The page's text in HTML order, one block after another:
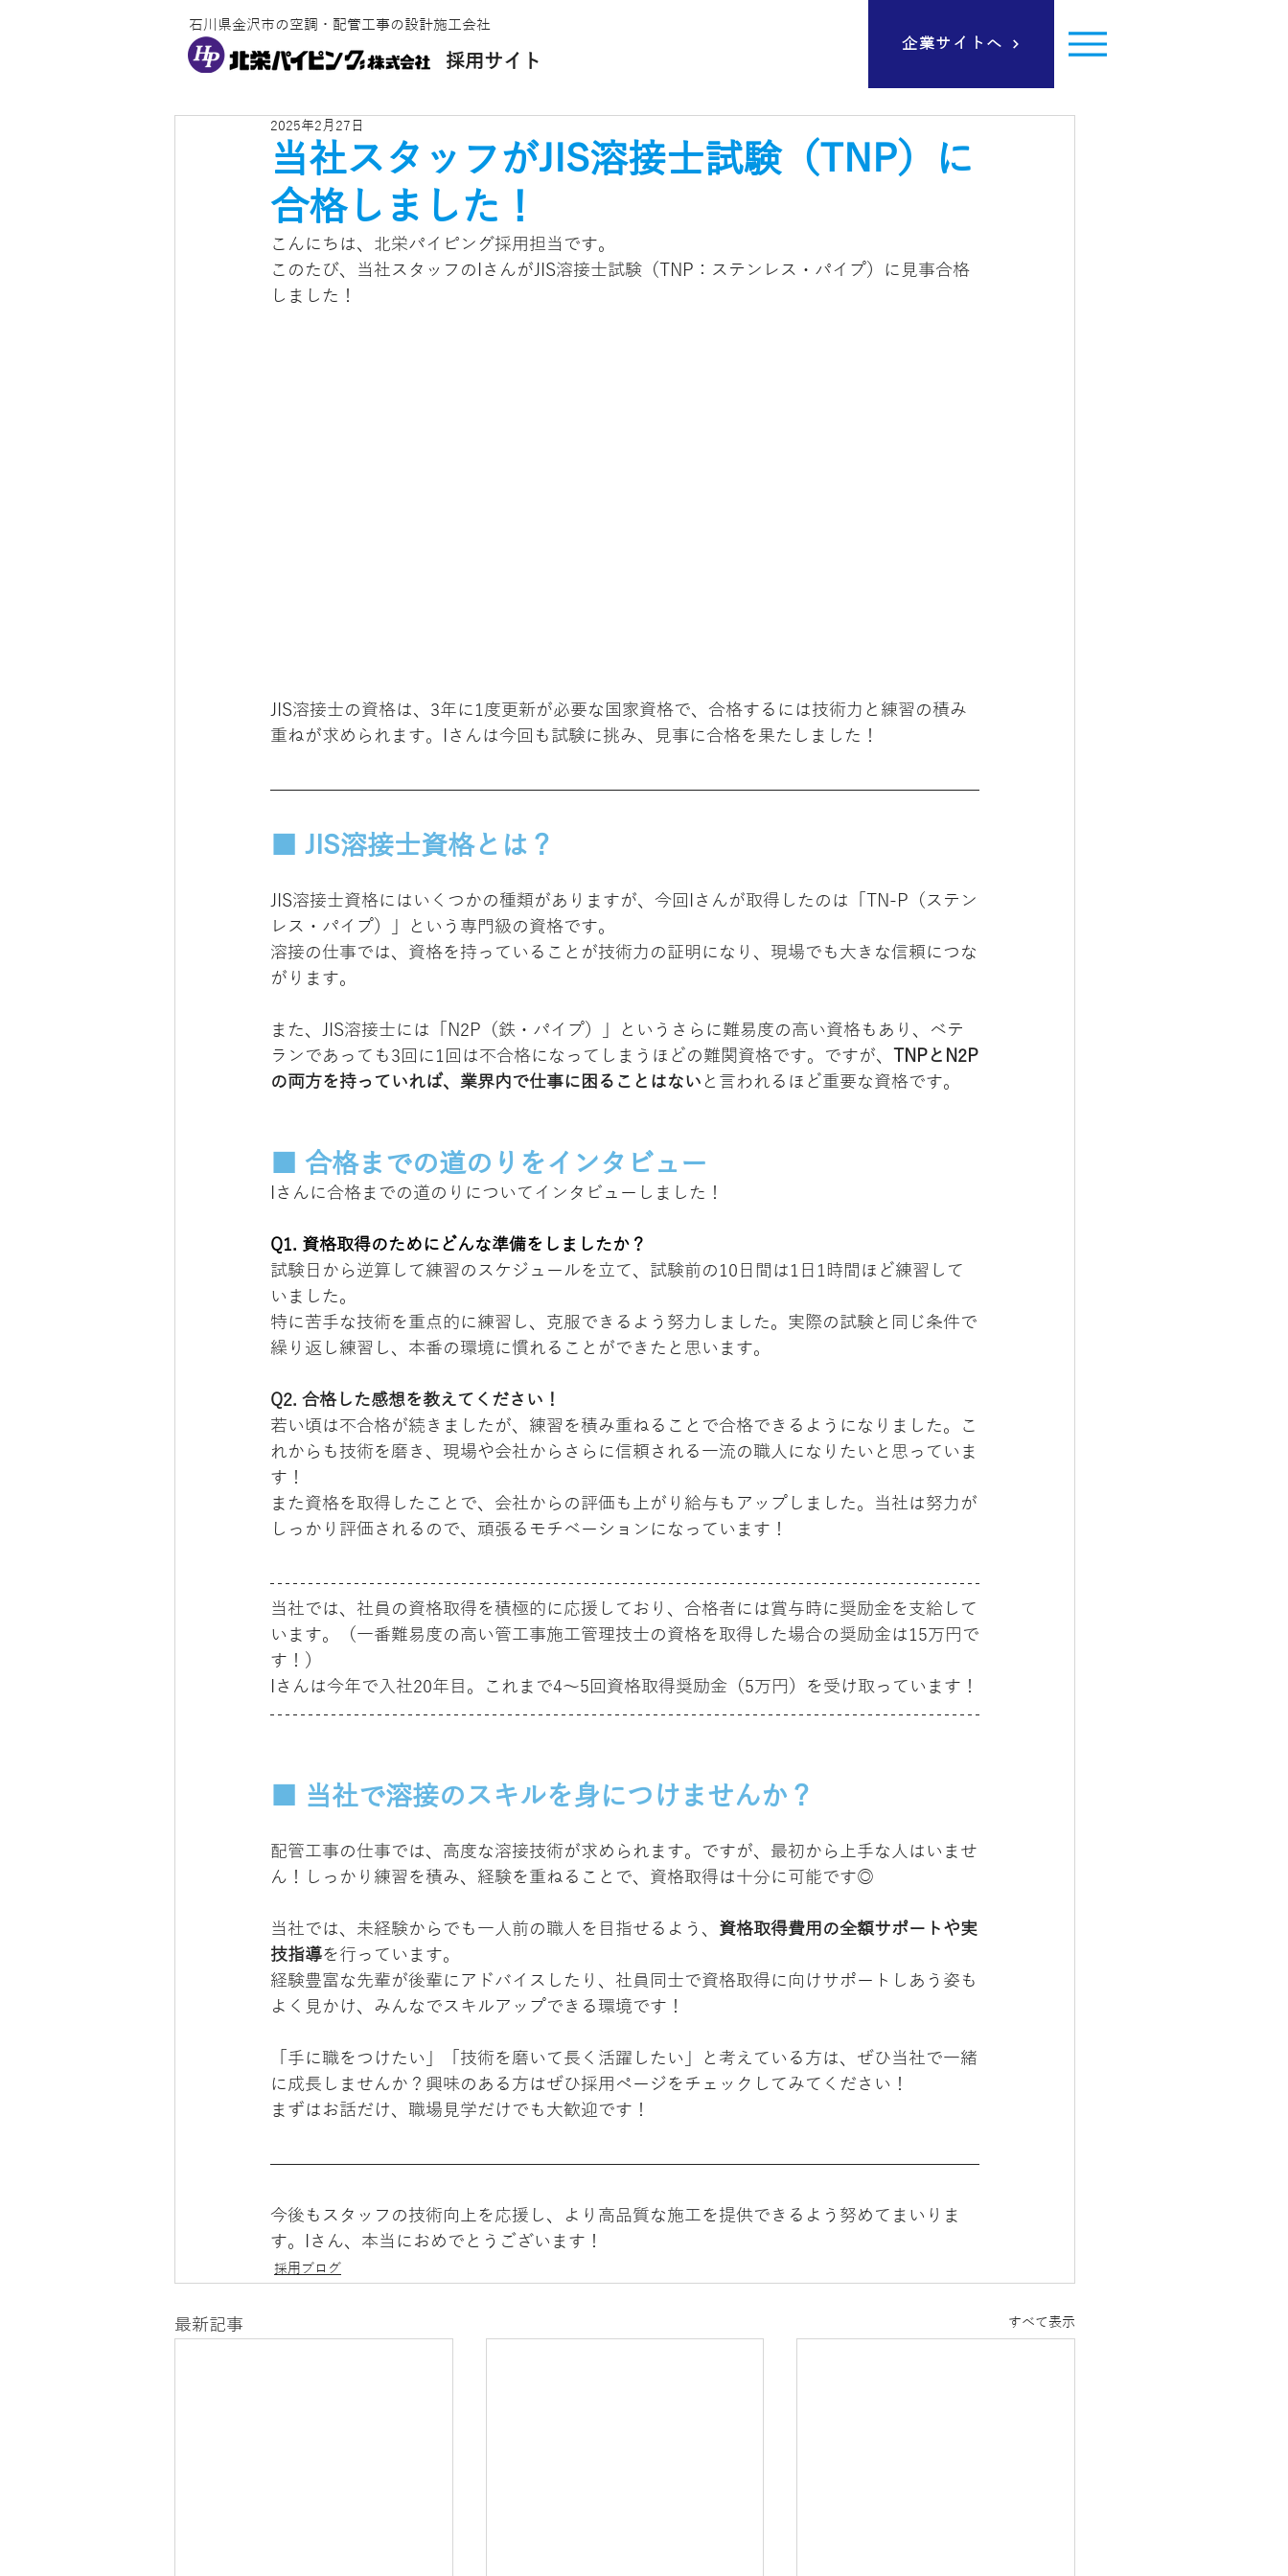
​石川県金沢市の空調・配管工事の設計施工会社
採用サイト
企業サイトへ
当社スタッフがJIS溶接士試験（TNP）に
合格しました！
2025年2月27日
こんにちは、北栄パイピング採用担当です。
このたび、当社スタッフのIさんがJIS溶接士試験（TNP：ステンレス・パイプ）に見事合格
しました！
JIS溶接士の資格は、3年に1度更新が必要な国家資格で、合格するには技術力と練習の積み
重ねが求められます。Iさんは今回も試験に挑み、見事に合格を果たしました！
■ JIS溶接士資格とは？
JIS溶接士資格にはいくつかの種類がありますが、今回Iさんが取得したのは「TN-P（ステン
レス・パイプ）」という専門級の資格です。
溶接の仕事では、資格を持っていることが技術力の証明になり、現場でも大きな信頼につな
がります。
また、JIS溶接士には「N2P（鉄・パイプ）」というさらに難易度の高い資格もあり、ベテ
ランであっても3回に1回は不合格になってしまうほどの難関資格です。ですが、
TNPとN2P
の両方を持っていれば、業界内で仕事に困ることはない と言われるほど重要な資格です。
■ 合格までの道のりをインタビュー
Iさんに合格までの道のりについてインタビューしました！
Q1. 資格取得のためにどんな準備をしましたか？
試験日から逆算して練習のスケジュールを立て、試験前の10日間は1日1時間ほど練習して
いました。
特に苦手な技術を重点的に練習し、克服できるよう努力しました。実際の試験と同じ条件で
繰り返し練習し、本番の環境に慣れることができたと思います。
Q2. 合格した感想を教えてください！
若い頃は不合格が続きましたが、練習を積み重ねることで合格できるようになりました。こ
れからも技術を磨き、現場や会社からさらに信頼される一流の職人になりたいと思っていま
す！
また資格を取得したことで、会社からの評価も上がり給与もアップしました。当社は努力が
しっかり評価されるので、頑張るモチベーションになっています！
当社では、社員の資格取得を積極的に応援しており、合格者には賞与時に奨励金を支給して
います。（一番難易度の高い管工事施工管理技士の資格を取得した場合の奨励金は15万円で
す！）
Iさんは今年で入社20年目。これまで4～5回資格取得奨励金（5万円）を受け取っています！
■ 当社で溶接のスキルを身につけませんか？
配管工事の仕事では、高度な溶接技術が求められます。ですが、最初から上手な人はいませ
ん！しっかり練習を積み、経験を重ねることで、資格取得は十分に可能です◎
当社では、未経験からでも一人前の職人を目指せるよう、 資格取得費用の全額サポートや実
技指導を行っています。
経験豊富な先輩が後輩にアドバイスしたり、社員同士で資格取得に向けサポートしあう姿も
よく見かけ、みんなでスキルアップできる環境です！
「手に職をつけたい」「技術を磨いて長く活躍したい」と考えている方は、ぜひ当社で一緒
に成長しませんか？興味のある方はぜひ採用ページをチェックしてみてください！
まずはお話だけ、職場見学だけでも大歓迎です！
今後もスタッフの技術向上を応援し、より高品質な施工を提供できるよう努めてまいりま
す。Iさん、本当におめでとうございます！
採用ブログ
最新記事 すべて表示